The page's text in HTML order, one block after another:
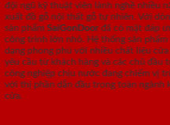
đội ngũ kỹ thuật viên lành nghề nhiều
xuất đồ gỗ nội thất gỗ tự nhiên. Với
sản phẩm SaiGonDoor đã có mặt đáp
công trình lớn nhỏ. Hệ thống sản phẩm
dạng phong phú với nhiều chất liệu
yêu cầu từ khách hàng và các chủ đầu
công nghiệp chịu nước đang chiếm vị
với thị phần dẫn đầu trong toàn ngành
cửa.